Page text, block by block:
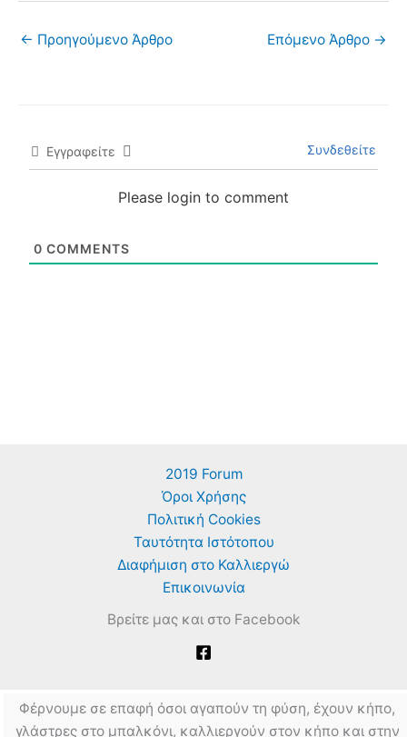
← Προηγούμενο Άρθρο Επόμενο Άρθρο →
Εγγραφείτε Συνδεθείτε
Please login to comment
0 COMMENTS
2019 Forum
Όροι Χρήσης
Πολιτική Cookies
Ταυτότητα Ιστότοπου
Διαφήμιση στο Καλλιεργώ
Επικοινωνία
Βρείτε μας και στο Facebook
Φέρνουμε σε επαφή όσοι αγαπούν τη φύση, έχουν κήπο,
γλάστρες στο μπαλκόνι, καλλιεργούν στον κήπο και στην